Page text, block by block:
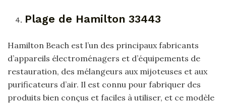
Plage de Hamilton 33443
Hamilton Beach est l’un des principaux fabricants
d’appareils électroménagers et d’équipements de
restauration, des mélangeurs aux mijoteuses et aux
purificateurs d’air. Il est connu pour fabriquer des
produits bien conçus et faciles à utiliser, et ce modèle